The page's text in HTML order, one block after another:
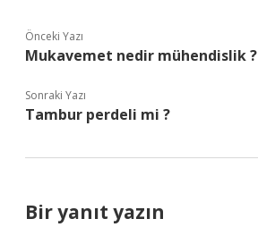
Önceki Yazı
Mukavemet nedir mühendislik ?
Sonraki Yazı
Tambur perdeli mi ?
Bir yanıt yazın